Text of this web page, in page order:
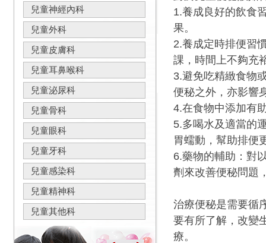
兒童神經內科
兒童外科
兒童皮膚科
兒童耳鼻喉科
兒童泌尿科
兒童骨科
兒童眼科
兒童牙科
兒童感染科
兒童精神科
兒童其他科
1.養成良好的飲食
果。
2.養成定時排便習
課，時間上不夠充
3.避免吃精緻食物
便秘之外，亦影響
4.在食物中添加有
5.多喝水及適當的
胃蠕動，幫助排
6.藥物的輔助：對
劑來改善便秘問題
治療便秘是需要循
要有所了解，改變
療。